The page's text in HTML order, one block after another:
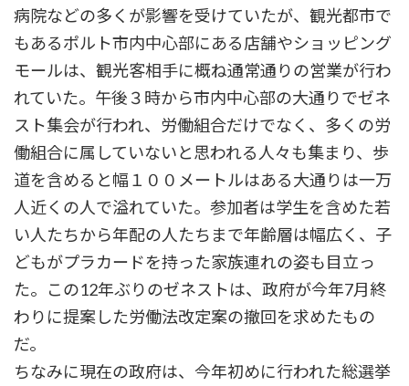
病院などの多くが影響を受けていたが、観光都市で
もあるポルト市内中心部にある店舗やショッピング
モールは、観光客相手に概ね通常通りの営業が行わ
れていた。午後３時から市内中心部の大通りでゼネ
スト集会が行われ、労働組合だけでなく、多くの労
働組合に属していないと思われる人々も集まり、歩
道を含めると幅１００メートルはある大通りは一万
人近くの人で溢れていた。参加者は学生を含めた若
い人たちから年配の人たちまで年齢層は幅広く、子
どもがプラカードを持った家族連れの姿も目立っ
た。この12年ぶりのゼネストは、政府が今年7月終
わりに提案した労働法改定案の撤回を求めたもの
だ。
ちなみに現在の政府は、今年初めに行われた総選挙